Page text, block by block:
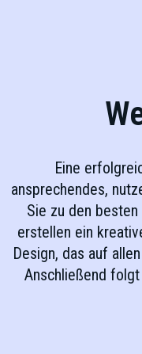
Eine
ansprechendes,
Sie zu den
erstellen ein
Design, das auf
Anschließend